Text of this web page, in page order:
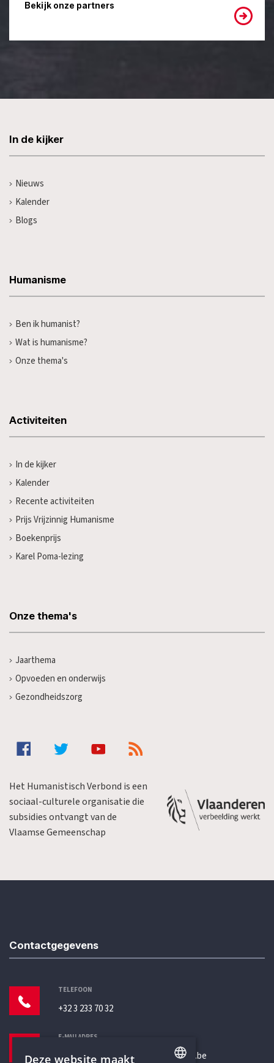
Bekijk onze partners
In de kijker
Nieuws
Kalender
Blogs
Humanisme
Ben ik humanist?
Wat is humanisme?
Onze thema's
Activiteiten
In de kijker
Kalender
Recente activiteiten
Prijs Vrijzinnig Humanisme
Boekenprijs
Karel Poma-lezing
Onze thema's
Jaarthema
Opvoeden en onderwijs
Gezondheidszorg
Het Humanistisch Verbond is een
sociaal-culturele organisatie die
subsidies ontvangt van de
Vlaamse Gemeenschap
Contactgegevens
TELEFOON
+32 3 233 70 32
E-MAILADRES
secretariaat@humanistischverbond.be
Deze website maakt